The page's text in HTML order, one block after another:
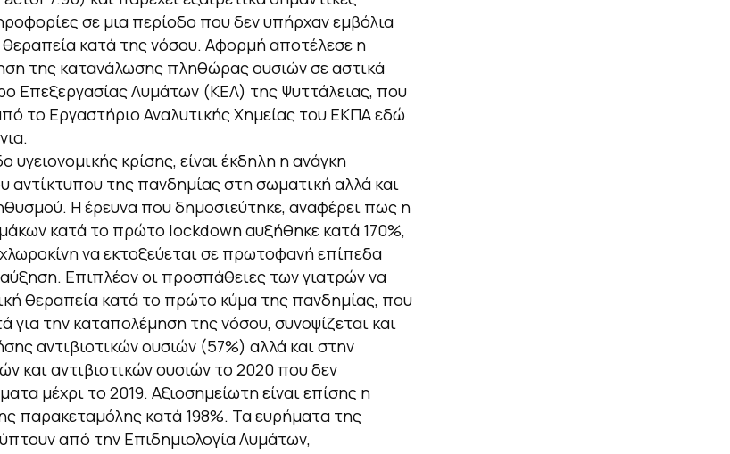
σε μια περίοδο που δεν υπήρχαν εμβόλια
θεραπεία κατά της νόσου. Αφορμή αποτέλεσε η
της κατανάλωσης πληθώρας ουσιών σε αστικά
Επεξεργασίας Λυμάτων (ΚΕΛ) της Ψυττάλειας, που
το Εργαστήριο Αναλυτικής Χημείας του ΕΚΠΑ εδώ
κρίσης, είναι έκδηλη η ανάγκη
αντίκτυπου της πανδημίας στη σωματική αλλά και
Η έρευνα που δημοσιεύτηκε, αναφέρει πως η
κατά το πρώτο lockdown αυξήθηκε κατά 170%,
να εκτοξεύεται σε πρωτοφανή επίπεδα
Επιπλέον οι προσπάθειες των γιατρών να
θεραπεία κατά το πρώτο κύμα της πανδημίας, που
για την καταπολέμηση της νόσου, συνοψίζεται και
αντιβιοτικών ουσιών (57%) αλλά και στην
και αντιβιοτικών ουσιών το 2020 που δεν
μέχρι το 2019. Αξιοσημείωτη είναι επίσης η
παρακεταμόλης κατά 198%. Τα ευρήματα της
από την Επιδημιολογία Λυμάτων,